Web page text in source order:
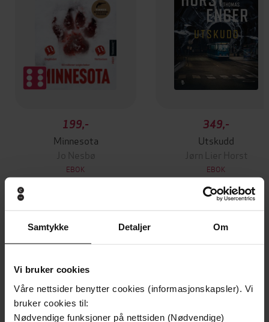
Samtykke Detaljer Om
Vi bruker cookies
Våre nettsider benytter cookies (informasjonskapsler). Vi
bruker cookies til:
Nødvendige funksjoner på nettsiden (Nødvendige)
199,-
Minnesota
Jo Nesbø
EBOK
349,-
Utskudd
Jørn Lier Horst
EBOK
Undertittel In Search of Sonic Oblivion
Forlag White Rabbit
Utgitt